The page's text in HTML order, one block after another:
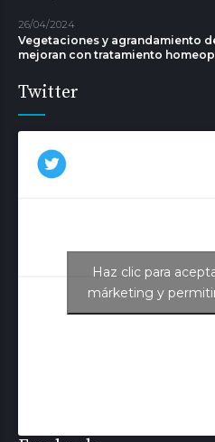
26/04/2024
Vegetaciones y agrandamiento
mejoran con tratamiento
Twitter
Tweets de
Haz clic para
márketing y